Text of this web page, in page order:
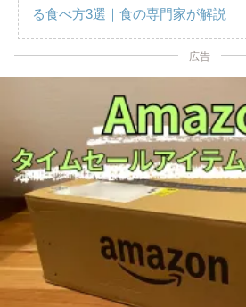
る食べ方3選｜食の専門家が解説
広告